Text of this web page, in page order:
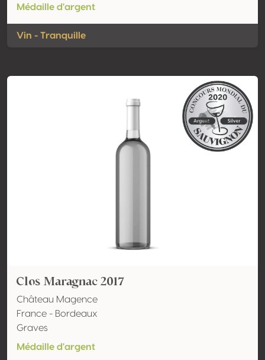
Médaille d'argent
Vin - Tranquille
Clos Maragnac 2017
Château Magence
France - Bordeaux
Graves
Médaille d'argent